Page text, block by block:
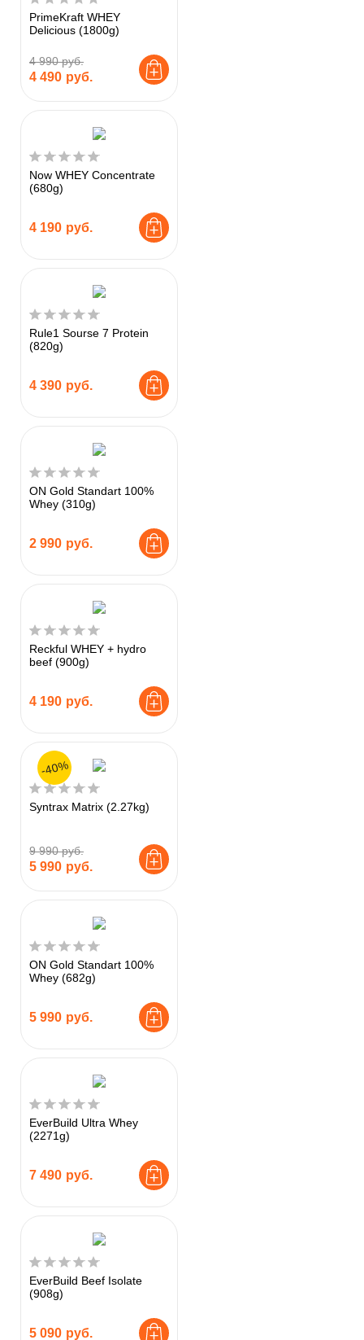
PrimeKraft WHEY
Delicious (1800g)
4 990 руб.
4 490 руб.
Now WHEY Concentrate
(680g)
4 190 руб.
Rule1 Sourse 7 Protein
(820g)
4 390 руб.
ON Gold Standart 100%
Whey (310g)
2 990 руб.
Reckful WHEY + hydro
beef (900g)
4 190 руб.
Syntrax Matrix (2.27kg)
9 990 руб.
5 990 руб.
-40%
ON Gold Standart 100%
Whey (682g)
5 990 руб.
EverBuild Ultra Whey
(2271g)
7 490 руб.
EverBuild Beef Isolate
(908g)
5 090 руб.